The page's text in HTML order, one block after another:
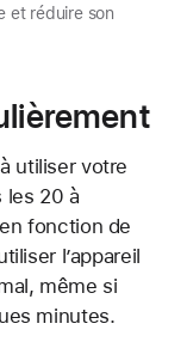
et réduire son
utiliser votre
les 20 à
fonction de
l’appareil
même si
minutes.